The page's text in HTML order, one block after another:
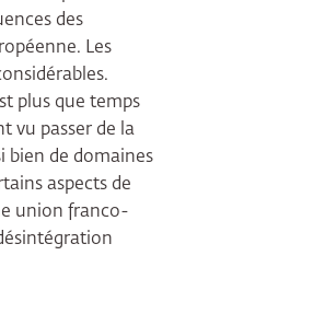
des
Les
plus que temps
vu passer de la
bien de domaines
aspects de
union franco-